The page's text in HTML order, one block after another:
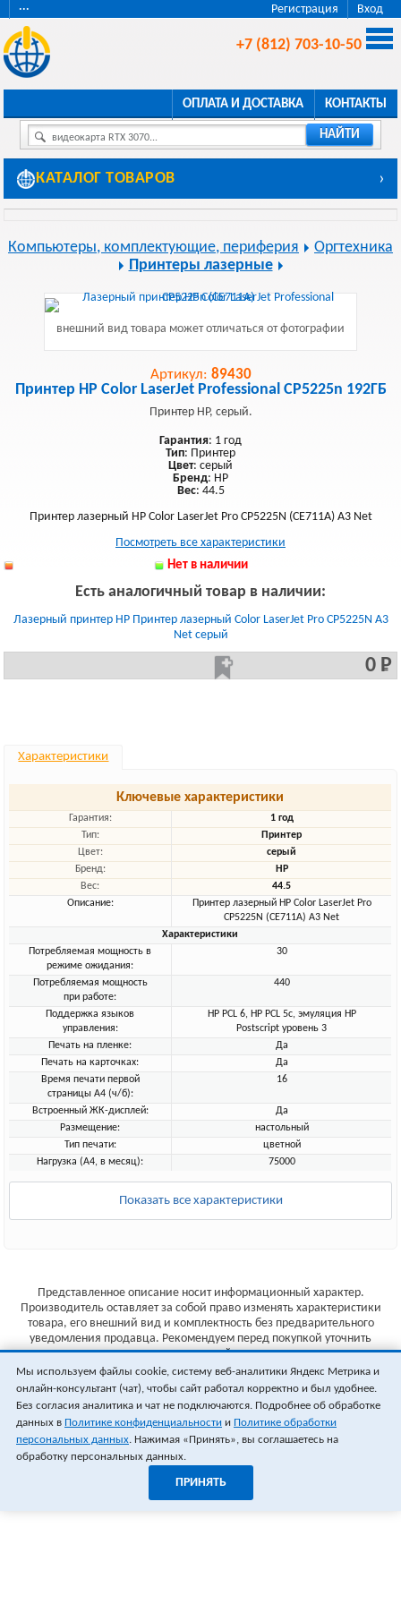
Регистрация Вход
···
+7 (812) 703-10-50
ОПЛАТА И ДОСТАВКА КОНТАКТЫ
видеокарта RTX 3070... НАЙТИ
КАТАЛОГ ТОВАРОВ ›
Компьютеры, комплектующие, периферия
Оргтехника
Принтеры лазерные
внешний вид товара может отличаться от фотографии
Артикул: 89430
Принтер HP Color LaserJet Professional CP5225n 192ГБ
Принтер HP, серый.
Гарантия: 1 год
Тип: Принтер
Цвет: серый
Бренд: HP
Вес: 44.5
Принтер лазерный HP Color LaserJet Pro CP5225N (CE711A) A3 Net
Посмотреть все характеристики
Нет в наличии
Есть аналогичный товар в наличии:
Лазерный принтер HP Принтер лазерный Color LaserJet Pro CP5225N A3
Net серый
0 Р
Характеристики
Ключевые характеристики
Гарантия:
1 год
Тип:
Принтер
Цвет:
серый
Бренд:
HP
Вес:
44.5
Описание:
Принтер лазерный HP Color LaserJet Pro
CP5225N (CE711A) A3 Net
Характеристики
Потребляемая мощность в
режиме ожидания:
30
Потребляемая мощность
при работе:
440
Поддержка языков
управления:
HP PCL 6, HP PCL 5c, эмуляция HP
Postscript уровень 3
Печать на пленке:
Да
Печать на карточках:
Да
Время печати первой
страницы А4 (ч/б):
16
Встроенный ЖК-дисплей:
Да
Размещение:
настольный
Тип печати:
цветной
Нагрузка (А4, в месяц):
75000
Показать все характеристики
Представленное описание носит информационный характер.
Производитель оставляет за собой право изменять характеристики
товара, его внешний вид и комплектность без предварительного
уведомления продавца. Рекомендуем перед покупкой уточнить
характеристики товара на сайте производителя.
Указанные цены не являются публичной офертой (ст.435 ГК РФ).
Стоимость и наличие товара уточняйте у менеджера.
Мы используем файлы cookie, систему веб-аналитики Яндекс Метрика и
онлайн-консультант (чат), чтобы сайт работал корректно и был удобнее.
Без согласия аналитика и чат не подключаются. Подробнее об обработке
данных в Политике конфиденциальности и Политике обработки
персональных данных. Нажимая «Принять», вы соглашаетесь на
обработку персональных данных.
ПРИНЯТЬ